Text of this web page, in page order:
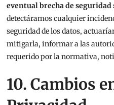
eventual brecha de
detectáramos cualquier
seguridad de los datos,
mitigarla, informar a las
requerido por la normativa,
10. Cambios